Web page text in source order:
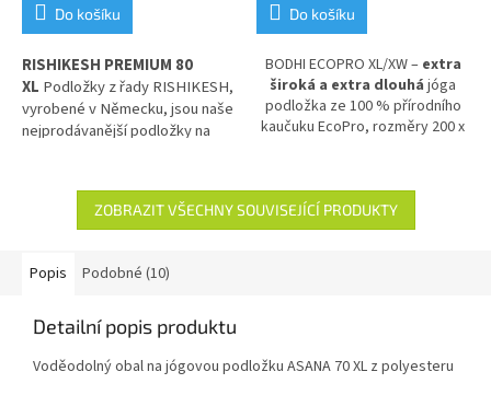
Do košíku
RISHIKESH PREMIUM 80
XL Podložky z řady RISHIKESH,
vyrobené v Německu, jsou naše
nejprodávanější podložky na
Do košíku
BODHI ECOPRO XL/XW – extra
široká a extra dlouhá jóga
podložka ze 100 % přírodního
kaučuku EcoPro, rozměry 200 x
prostoru během cvičení.
Pohodlná, ekologická a odolná
podložka pro všechny úrovně
ZOBRAZIT VŠECHNY SOUVISEJÍCÍ PRODUKTY
Popis Podobné (10)
Detailní popis produktu
Voděodolný obal na jógovou podložku ASANA 70 XL z polyesteru